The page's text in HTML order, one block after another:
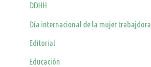
DDHH
Día internacional de la mujer trabajdora
Editorial
Educación